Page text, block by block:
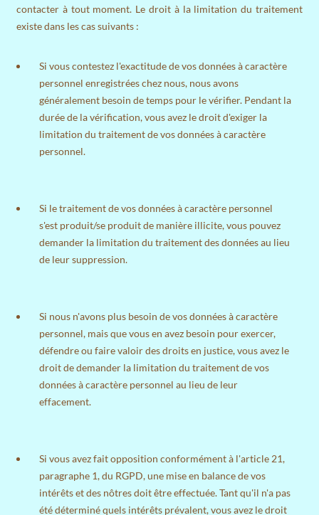
contacter à tout moment. Le droit à la limitation du traitement
existe dans les cas suivants :
Si vous contestez l'exactitude de vos données à caractère
personnel enregistrées chez nous, nous avons
généralement besoin de temps pour le vérifier. Pendant la
durée de la vérification, vous avez le droit d'exiger la
limitation du traitement de vos données à caractère
personnel.
Si le traitement de vos données à caractère personnel
s'est produit/se produit de manière illicite, vous pouvez
demander la limitation du traitement des données au lieu
de leur suppression.
Si nous n'avons plus besoin de vos données à caractère
personnel, mais que vous en avez besoin pour exercer,
défendre ou faire valoir des droits en justice, vous avez le
droit de demander la limitation du traitement de vos
données à caractère personnel au lieu de leur
effacement.
Si vous avez fait opposition conformément à l'article 21,
paragraphe 1, du RGPD, une mise en balance de vos
intérêts et des nôtres doit être effectuée. Tant qu'il n'a pas
été déterminé quels intérêts prévalent, vous avez le droit